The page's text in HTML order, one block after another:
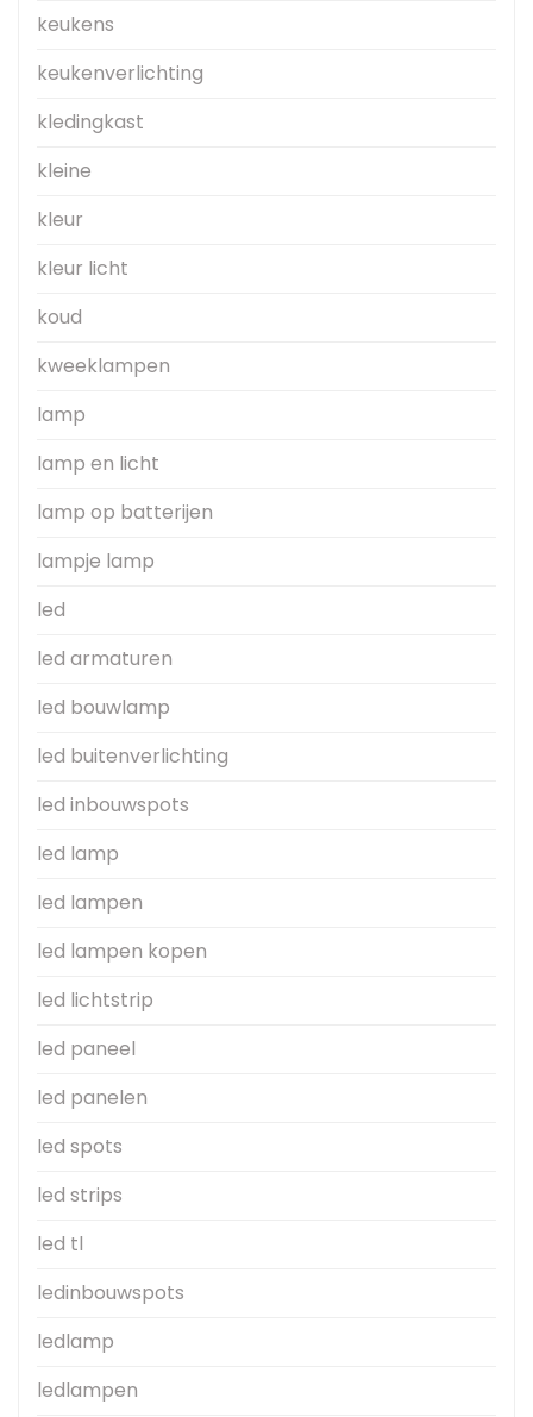
keukens
keukenverlichting
kledingkast
kleine
kleur
kleur licht
koud
kweeklampen
lamp
lamp en licht
lamp op batterijen
lampje lamp
led
led armaturen
led bouwlamp
led buitenverlichting
led inbouwspots
led lamp
led lampen
led lampen kopen
led lichtstrip
led paneel
led panelen
led spots
led strips
led tl
ledinbouwspots
ledlamp
ledlampen